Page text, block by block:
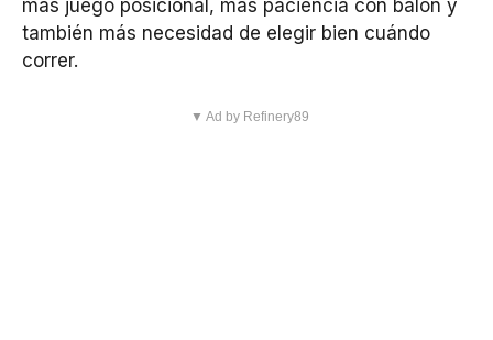
más juego posicional, más paciencia con balón y
también más necesidad de elegir bien cuándo
correr.
▼ Ad by Refinery89